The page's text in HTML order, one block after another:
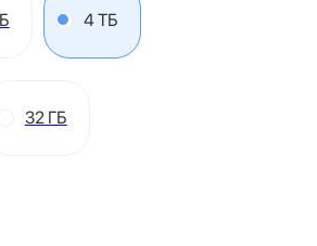
4 ТБ
32 ГБ